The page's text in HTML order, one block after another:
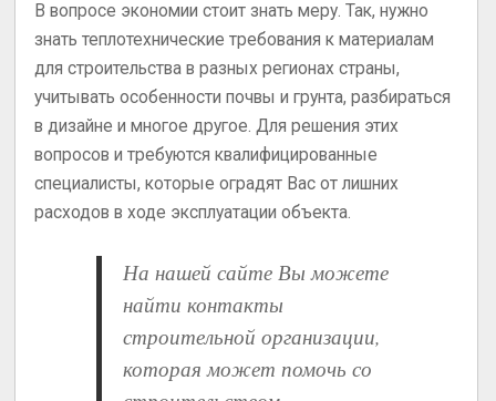
В вопросе экономии стоит знать меру. Так, нужно
знать теплотехнические требования к материалам
для строительства в разных регионах страны,
учитывать особенности почвы и грунта, разбираться
в дизайне и многое другое. Для решения этих
вопросов и требуются квалифицированные
специалисты, которые оградят Вас от лишних
расходов в ходе эксплуатации объекта.
На нашей сайте Вы можете
найти контакты
строительной организации,
которая может помочь со